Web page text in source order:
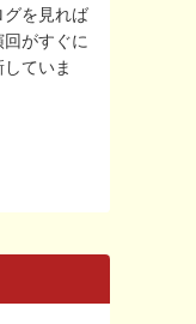
グを見れば
がすぐに
ていま